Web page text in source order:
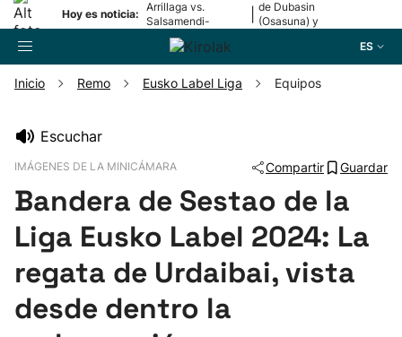
Hoy es noticia:
Arrillaga vs.
Salsamendi-
Bergara y Erasun
vs. Gaminde
de Dubasin
(Osasuna) y
ES
Pelota
Remo
Inicio Remo Eusko Label Liga Equipos
Escuchar
IMÁGENES DE LA MINICÁMARA Compartir Guardar
Bandera de Sestao de la
Liga Eusko Label 2024: La
regata de Urdaibai, vista
desde dentro la